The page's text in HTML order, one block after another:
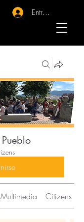
Entrar - Registro
Multimedia Citizens